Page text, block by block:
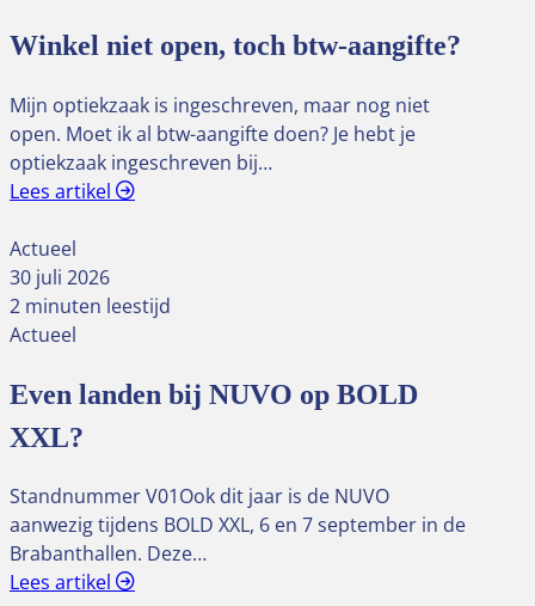
Winkel niet open, toch btw-aangifte?
Mijn optiekzaak is ingeschreven, maar nog niet
open. Moet ik al btw-aangifte doen? Je hebt je
optiekzaak ingeschreven bij…
Lees artikel
Actueel
30 juli 2026
2 minuten leestijd
Actueel
Even landen bij NUVO op BOLD
XXL?
Standnummer V01Ook dit jaar is de NUVO
aanwezig tijdens BOLD XXL, 6 en 7 september in de
Brabanthallen. Deze…
Lees artikel